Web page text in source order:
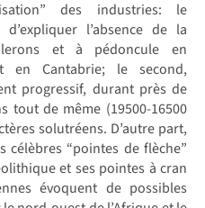
des industries: le
l’absence de la
et à pédoncule en
en Cantabrie; le second,
progressif, durant près de
tout de même (19500-16500
solutréens. D’autre part,
célèbres “pointes de flèche”
et ses pointes à cran
évoquent de possibles